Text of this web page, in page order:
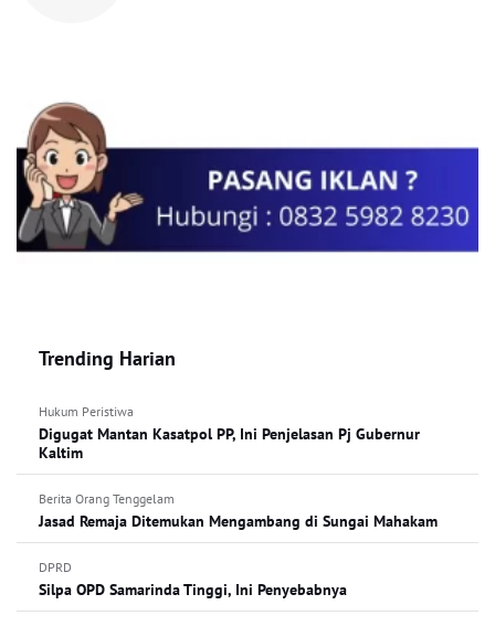
Trending Harian
Hukum Peristiwa
Digugat Mantan Kasatpol PP, Ini Penjelasan Pj Gubernur
Kaltim
Berita Orang Tenggelam
Jasad Remaja Ditemukan Mengambang di Sungai Mahakam
DPRD
Silpa OPD Samarinda Tinggi, Ini Penyebabnya